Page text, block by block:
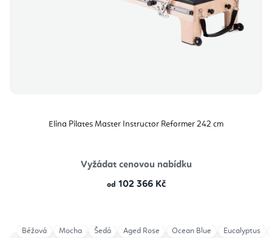
Elina Pilates Master Instructor Reformer 242 cm
Vyžádat cenovou nabídku
od 102 366 Kč
Béžová Mocha Šedá Aged Rose Ocean Blue Eucalyptus